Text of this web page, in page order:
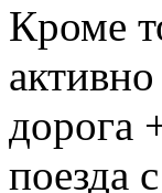
Кроме
дорога
поезда